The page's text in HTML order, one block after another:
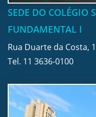
SEDE DO COLÉGIO
FUNDAMENTAL I
Rua Duarte da Costa,
Tel. 11 3636-0100